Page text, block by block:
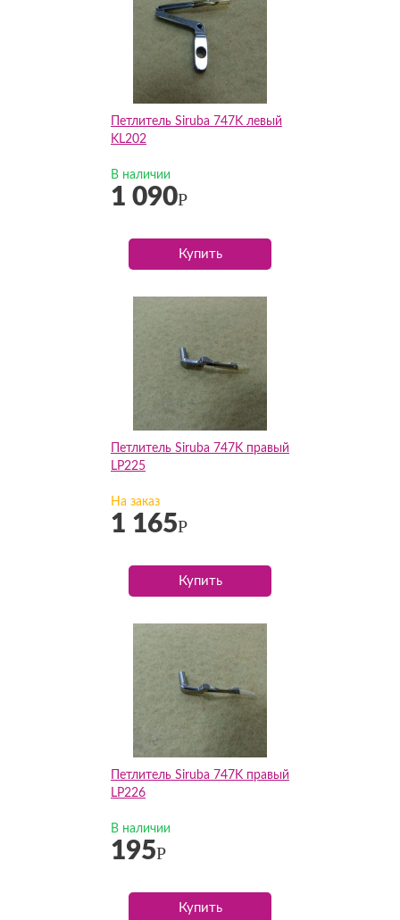
Петлитель Siruba 747K левый
KL202
В наличии
1 090Р
Купить
Петлитель Siruba 747K правый
LP225
На заказ
1 165Р
Купить
Петлитель Siruba 747K правый
LP226
В наличии
195Р
Купить